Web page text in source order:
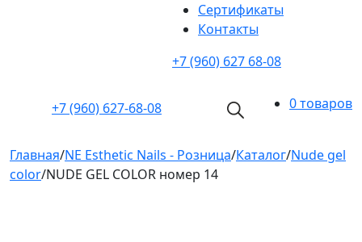
Cертификаты
Контакты
+7 (960) 627 68-08
+7 (960) 627-68-08 0 товаров
Главная/NE Esthetic Nails - Розница/Каталог/Nude gel
color/NUDE GEL COLOR номер 14